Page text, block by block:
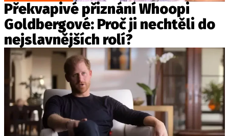
Překvapivé přiznání Whoopi
Goldbergové: Proč ji nechtěli do
nejslavnějších rolí?